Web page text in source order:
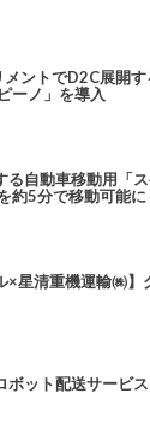
ントでD2C展開す
ーノ」を導入
る自動車移動用「
約5分で移動可能に
×星清重機運輸㈱
ボット配送サービ